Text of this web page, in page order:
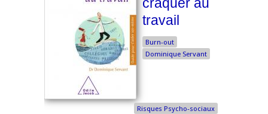
craquer au
travail
Burn-out
Dominique Servant
Risques Psycho-sociaux